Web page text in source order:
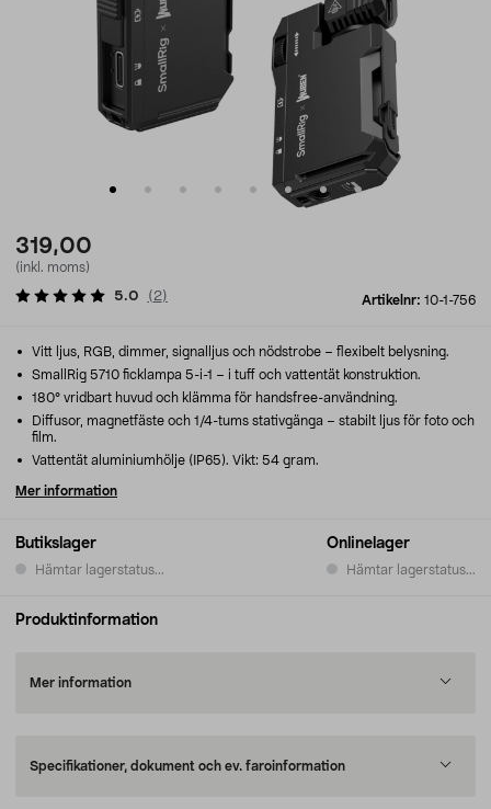
319,00
(inkl. moms)
Artikelnr: 10-1-756
5.0 ( 2)
Butikslager
Hämtar lagerstatus...
Onlinelager
Hämtar lagerstatus...
Vitt ljus, RGB, dimmer, signalljus och nödstrobe – flexibelt belysning.
SmallRig 5710 ficklampa 5-i-1 – i tuff och vattentät konstruktion.
180° vridbart huvud och klämma för handsfree-användning.
Diffusor, magnetfäste och 1/4-tums stativgänga – stabilt ljus för foto och
film.
Vattentät aluminiumhölje (IP65). Vikt: 54 gram.
Mer information
Produktinformation
Mer information
Specifikationer, dokument och ev. faroinformation